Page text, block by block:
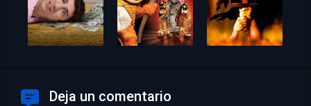
Deja un comentario